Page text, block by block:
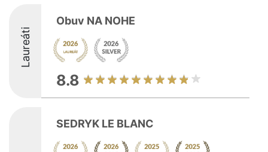
Laureáti
Obuv NA NOHE
8.8
SEDRYK LE BLANC